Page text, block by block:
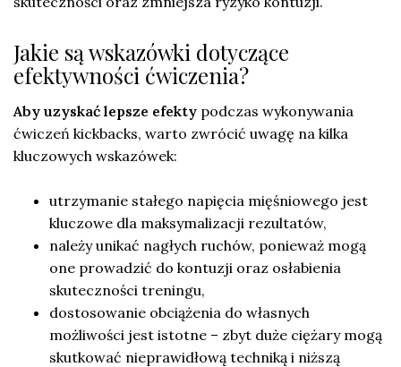
Jakie są wskazówki dotyczące
efektywności ćwiczenia?
Aby uzyskać lepsze efekty podczas wykonywania
ćwiczeń kickbacks, warto zwrócić uwagę na kilka
kluczowych wskazówek:
utrzymanie stałego napięcia mięśniowego jest
kluczowe dla maksymalizacji rezultatów,
należy unikać nagłych ruchów, ponieważ mogą
one prowadzić do kontuzji oraz osłabienia
skuteczności treningu,
dostosowanie obciążenia do własnych
możliwości jest istotne – zbyt duże ciężary mogą
skutkować nieprawidłową techniką i niższą